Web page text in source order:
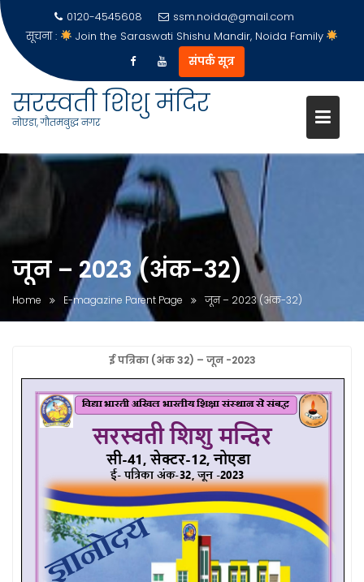
0120-4545608
ssm.noida@gmail.com
सूचना :
Join the Saraswati Shishu Mandir, Noida Family
संपर्क सूत्र
सरस्वती शिशु मंदिर
नोएडा, गौतमबुद्ध नगर
जून – 2023 (अंक-32)
Home E-magazine Parent Page जून – 2023 (अंक-32)
ई पत्रिका (अंक 32) – जून -2023